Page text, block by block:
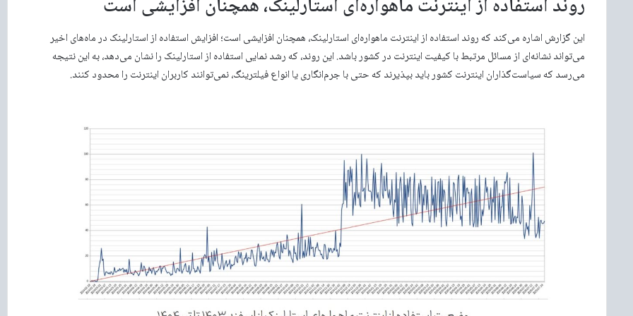
روند استفاده از اینترنت ماهواره‌ای استارلینک، همچنان افزایشی است
این گزارش اشاره می‌کند که روند استفاده از اینترنت ماهواره‌ای استارلینک، همچنان افزایشی است؛ افزایش استفاده از استارلینک در ماه‌های اخیر
می‌تواند نشانه‌ای از مسائل مرتبط با کیفیت اینترنت در کشور باشد. این روند، که رشد نمایی استفاده از استارلینک را نشان می‌دهد، به این نتیجه
می‌رسد که سیاست‌گذاران اینترنت کشور باید بپذیرند که حتی با جرم‌انگاری یا انواع فیلترینگ، نمی‌توانند کاربران اینترنت را محدود کنند.